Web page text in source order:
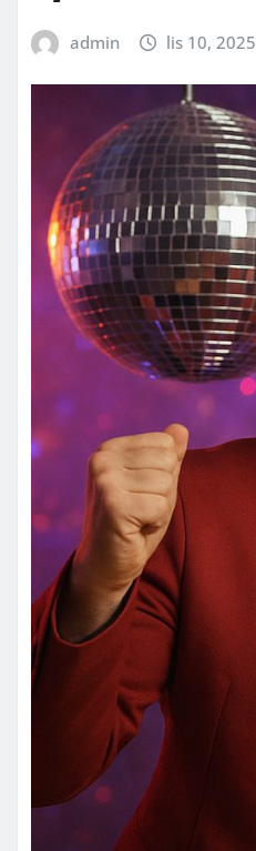
admin lis 10, 2025